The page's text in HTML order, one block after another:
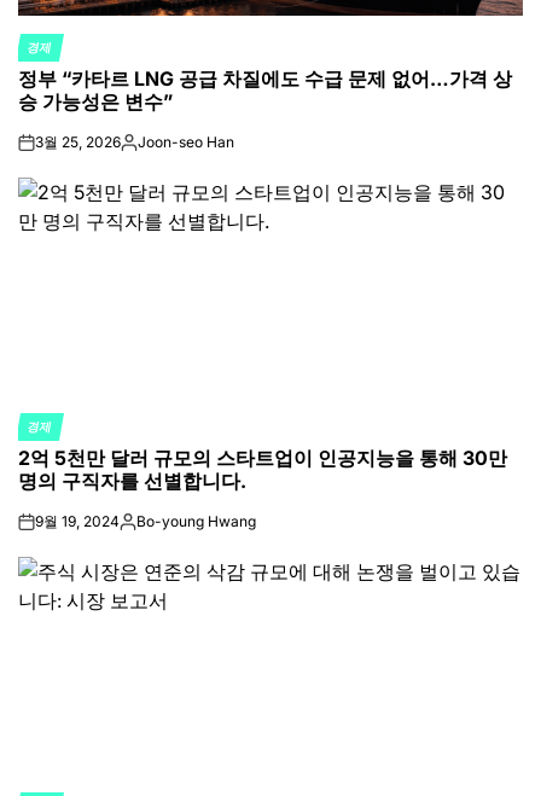
POSTED
IN
경제
정부 “카타르 LNG 공급 차질에도 수급 문제 없어…가격 상
승 가능성은 변수”
on3월 25, 2026Posted
Joon-seo Han
POSTED
IN
경제
2억 5천만 달러 규모의 스타트업이 인공지능을 통해 30만
명의 구직자를 선별합니다.
on9월 19, 2024Posted
Bo-young Hwang